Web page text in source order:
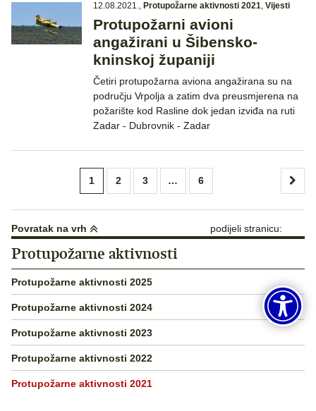
12.08.2021., Protupožarne aktivnosti 2021, Vijesti
Protupožarni avioni
angažirani u Šibensko-
kninskoj županiji
Četiri protupožarna aviona angažirana su na
području Vrpolja a zatim dva preusmjerena na
požarište kod Rasline dok jedan izviđa na ruti
Zadar - Dubrovnik - Zadar
objava
1 2 3 … 6
Povratak na vrh podijeli stranicu:
Protupožarne aktivnosti
Protupožarne aktivnosti 2025
Protupožarne aktivnosti 2024
Protupožarne aktivnosti 2023
Protupožarne aktivnosti 2022
Protupožarne aktivnosti 2021